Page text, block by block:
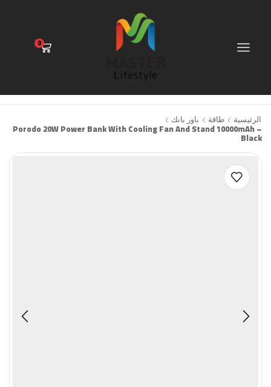
0
الرئيسية طاقة باور بانك
Porodo 20W Power Bank With Cooling Fan And Stand 10000mAh –
Black